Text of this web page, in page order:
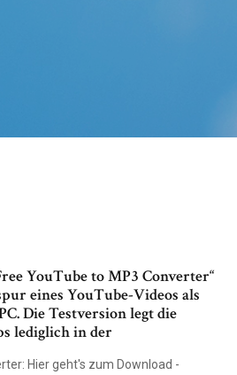
YouTube to MP3 Converter“
eines YouTube-Videos als
Die Testversion legt die
lediglich in der
Hier geht's zum Download -